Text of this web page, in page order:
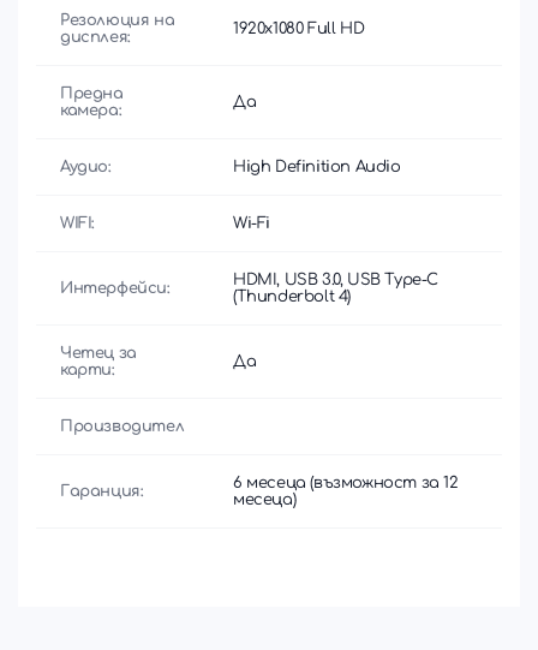
Резолюция на
дисплея:
1920x1080 Full HD
Предна
камера:
Да
Аудио: High Definition Audio
WIFI: Wi-Fi
Интерфейси:
HDMI, USB 3.0, USB Type-C
(Thunderbolt 4)
Четец за
карти:
Да
Производител
Гаранция:
6 месеца (възможност за 12
месеца)